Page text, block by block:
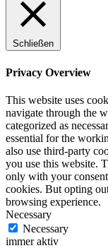
Schließen
Privacy Overview
This website uses
navigate through the
categorized as
essential for the
also use third-party
you use this website.
only with your
cookies. But opting
browsing experience.
Necessary
Necessary
immer aktiv